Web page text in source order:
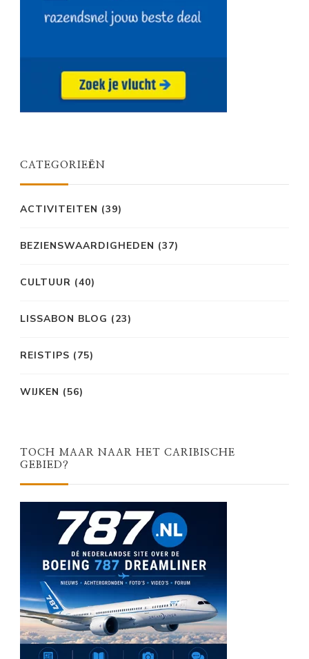
CATEGORIEËN
ACTIVITEITEN (39)
BEZIENSWAARDIGHEDEN (37)
CULTUUR (40)
LISSABON BLOG (23)
REISTIPS (75)
WIJKEN (56)
TOCH MAAR NAAR HET CARIBISCHE
GEBIED?